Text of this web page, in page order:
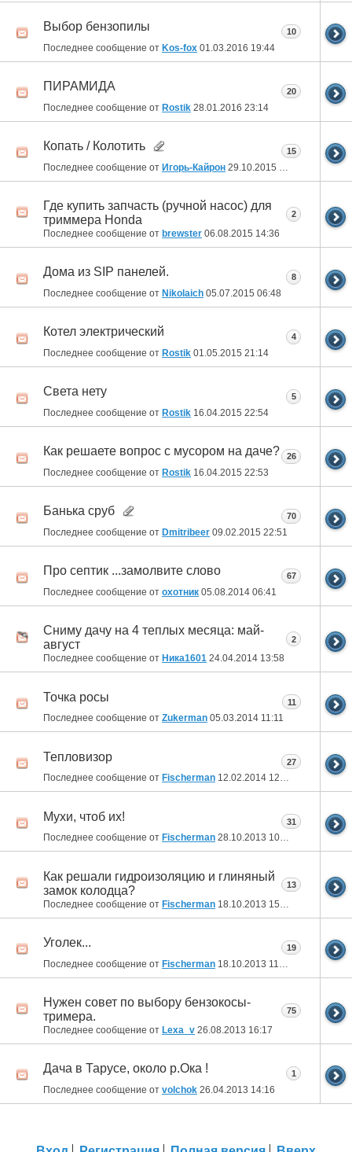
Выбор бензопилы
Последнее сообщение от Kos-fox 01.03.2016 19:44
10
ПИРАМИДА
Последнее сообщение от Rostik 28.01.2016 23:14
20
Копать / Колотить
Последнее сообщение от Игорь-Кайрон 29.10.2015 00:06
15
Где купить запчасть (ручной насос) для
триммера Honda
Последнее сообщение от brewster 06.08.2015 14:36
2
Дома из SIP панелей.
Последнее сообщение от Nikolaich 05.07.2015 06:48
8
Котел электрический
Последнее сообщение от Rostik 01.05.2015 21:14
4
Света нету
Последнее сообщение от Rostik 16.04.2015 22:54
5
Как решаете вопрос с мусором на даче?
Последнее сообщение от Rostik 16.04.2015 22:53
26
Банька сруб
Последнее сообщение от Dmitribeer 09.02.2015 22:51
70
Про септик ...замолвите слово
Последнее сообщение от охотник 05.08.2014 06:41
67
Сниму дачу на 4 теплых месяца: май-
август
Последнее сообщение от Ника1601 24.04.2014 13:58
2
Точка росы
Последнее сообщение от Zukerman 05.03.2014 11:11
11
Тепловизор
Последнее сообщение от Fischerman 12.02.2014 12:40
27
Мухи, чтоб их!
Последнее сообщение от Fischerman 28.10.2013 10:03
31
Как решали гидроизоляцию и глиняный
замок колодца?
Последнее сообщение от Fischerman 18.10.2013 15:04
13
Уголек...
Последнее сообщение от Fischerman 18.10.2013 11:59
19
Нужен совет по выбору бензокосы-
тримера.
Последнее сообщение от Lexa_v 26.08.2013 16:17
75
Дача в Тарусе, около р.Ока !
Последнее сообщение от volchok 26.04.2013 14:16
1